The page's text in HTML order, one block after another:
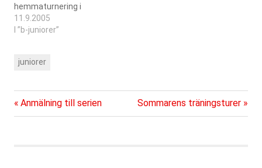
hemmaturnering i
Kristinahallen.
Grundseriens vinnare
distriktsfortsättningsserie.
11.9.2005
I ”b-juniorer”
juniorer
Inläggsnavigering
Föregående
inlägg:
Anmälning till serien
Nästa
inlägg:
Sommarens träningsturer